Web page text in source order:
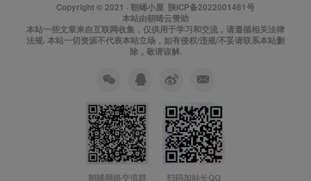
Copyright © 2021 · 朝晞小屋 陕ICP备2022001461号
本站由朝晞云赞助
本站一些文章来自互联网收集，仅供用于学习和交流，请遵循相关法律
法规. 本站一切资源不代表本站立场，如有侵权/违规/不妥请联系本站删
除，敬请谅解.
朝晞网络交流群 扫码加站长QQ